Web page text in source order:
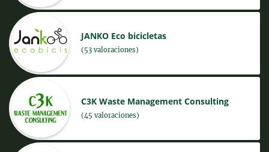
JANKO Eco bicicletas
(53 valoraciones)
C3K Waste Management Consulting
(45 valoraciones)